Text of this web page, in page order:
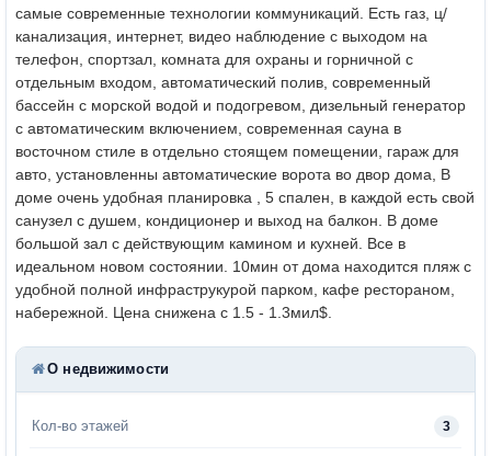
самые современные технологии коммуникаций. Есть газ, ц/
канализация, интернет, видео наблюдение с выходом на
телефон, спортзал, комната для охраны и горничной с
отдельным входом, автоматический полив, современный
бассейн с морской водой и подогревом, дизельный генератор
с автоматическим включением, современная сауна в
восточном стиле в отдельно стоящем помещении, гараж для
авто, установленны автоматические ворота во двор дома, В
доме очень удобная планировка , 5 спален, в каждой есть свой
санузел с душем, кондиционер и выход на балкон. В доме
большой зал с действующим камином и кухней. Все в
идеальном новом состоянии. 10мин от дома находится пляж с
удобной полной инфраструкурой парком, кафе рестораном,
набережной. Цена снижена с 1.5 - 1.3мил$.
О недвижимости
Кол-во этажей 3